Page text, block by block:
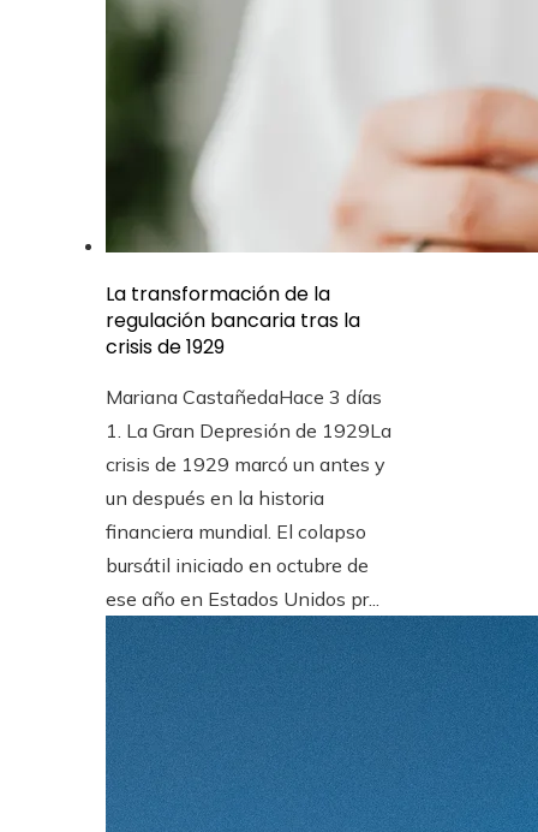
La transformación de la
regulación bancaria tras la
crisis de 1929
Mariana CastañedaHace 3 días
1. La Gran Depresión de 1929La
crisis de 1929 marcó un antes y
un después en la historia
financiera mundial. El colapso
bursátil iniciado en octubre de
ese año en Estados Unidos pr...